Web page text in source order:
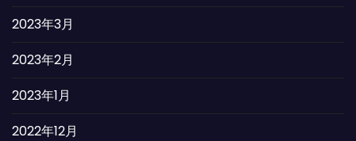
2023年3月
2023年2月
2023年1月
2022年12月